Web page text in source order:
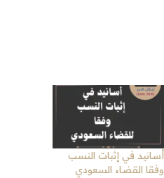
أسانيد في إثبات النسب
وفقا القضاء السعودي